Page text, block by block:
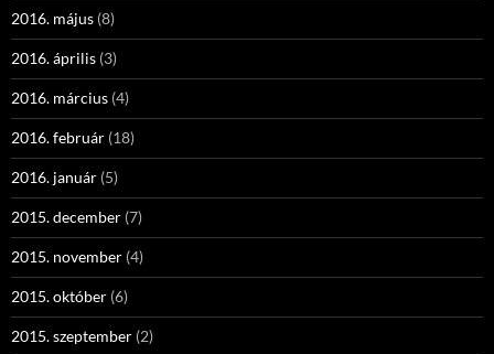
2016. május (8)
2016. április (3)
2016. március (4)
2016. február (18)
2016. január (5)
2015. december (7)
2015. november (4)
2015. október (6)
2015. szeptember (2)